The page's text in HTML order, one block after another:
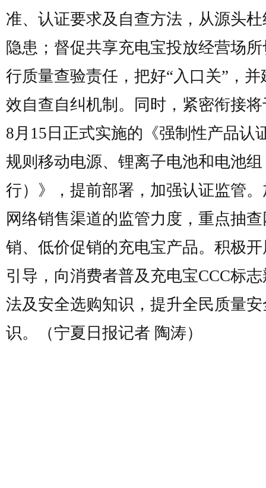
准、认证要求及自查方法，从源头
隐患；督促共享充电宝投放经营场
行质量查验责任，把好“入口关”，并
效自查自纠机制。同时，紧密衔接
8月15日正式实施的《强制性产品认
规则移动电源、锂离子电池和电池
行）》，提前部署，加强认证监管
网络销售渠道的监管力度，重点抽
销、低价促销的充电宝产品。积极
引导，向消费者普及充电宝CCC标
法及安全选购知识，提升全民质量
识。（宁夏日报记者 陶涛）